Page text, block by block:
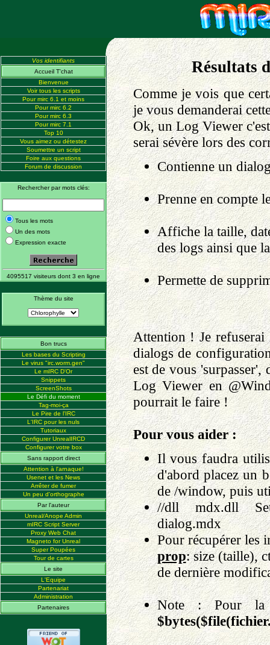
Vos identifiants
Accueil T'chat
Bienvenue
Voir tous les scripts
Pour mirc 6.1 et moins
Pour mirc 6.2
Pour mirc 6.3
Pour mirc 7.1
Top 10
Vous aimez ou détestez
Soumettre un script
Foire aux questions
Forum de discussion
Rechercher par mots clés:
Tous les mots
Un des mots
Expression exacte
4095517 visiteurs dont 3 en ligne
Thème du site
Bon trucs
Les bases du Scripting
Le virus "irc.worm.gen"
Le mIRC D'Or
Snippets
ScreenShots
Le Défi du moment
Tag-moi-ça
Le Pire de l'IRC
L'IRC pour les nuls
Tutoriaux
Configurer UnrealIRCD
Configurer votre box
Sans rapport direct
Attention à l'arnaque!
Usenet et les News
Arrêter de fumer
Un peu d'orthographe
Par l'auteur
Unreal/Anope Admin
mIRC Script Server
Proxy Web Chat
Magneto for Unreal
Super Poupées
Tour de cartes
Le site
L'Equipe
Partenariat
Administration
Partenaires
Résultats
Comme je vois que
je vous demanderai
Ok, un Log Viewer
serai sévère lors des
Contienne un
Prenne en compte
Affiche la taille,
des logs ainsi que
Permette de
Attention ! Je refuserai
dialogs de
est de vous
Log Viewer en
pourrait le faire !
Pour vous aider :
Il vous faudra
d'abord placez un
de /window, puis
//dll mdx.dll
dialog.mdx
Pour récupérer les
prop: size (taille),
de dernière
Note : Pour la